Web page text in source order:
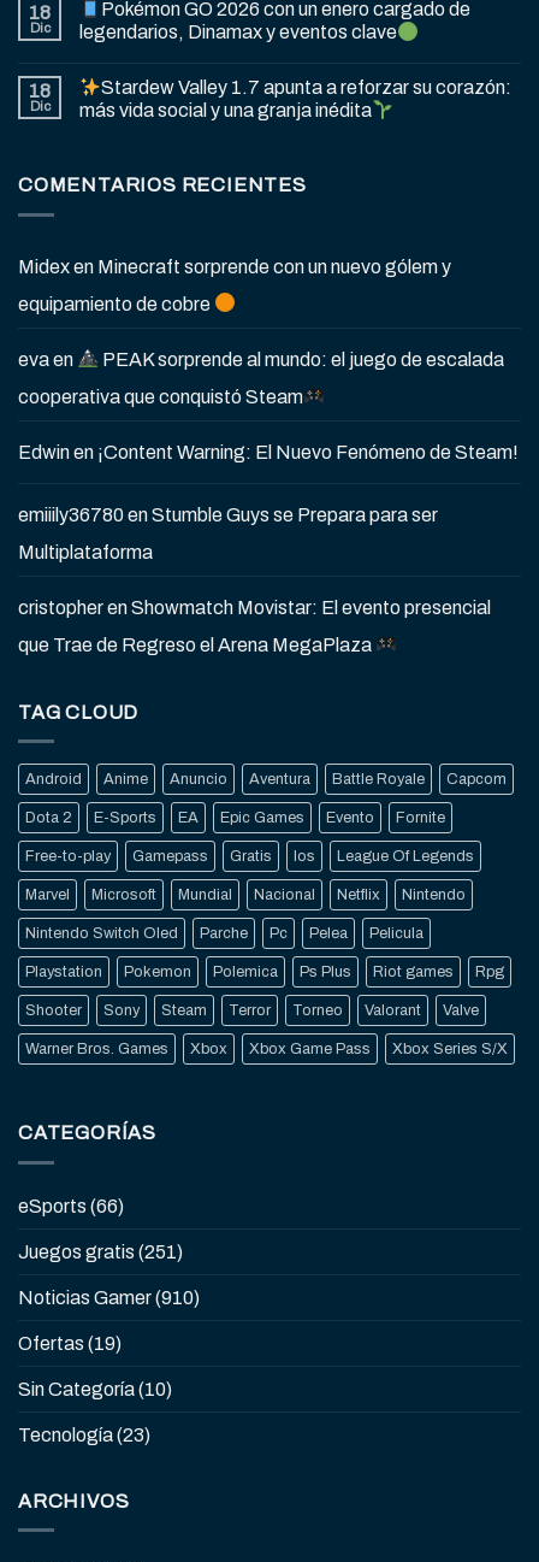
18
Dic
Pokémon GO 2026 con un enero cargado de
legendarios, Dinamax y eventos clave
18
Dic
Stardew Valley 1.7 apunta a reforzar su corazón:
más vida social y una granja inédita
COMENTARIOS RECIENTES
Midexen Minecraft sorprende con un nuevo gólem y
equipamiento de cobre
evaen
PEAK sorprende al mundo: el juego de escalada
cooperativa que conquistó Steam
Edwinen ¡Content Warning: El Nuevo Fenómeno de Steam!
emiiily36780enStumble Guys se Prepara para ser
Multiplataforma
cristopherenShowmatch Movistar: El evento presencial
que Trae de Regreso el Arena MegaPlaza
TAG CLOUD
Android Anime Anuncio Aventura Battle Royale Capcom
Dota 2 E-Sports EA Epic Games Evento Fornite
Free-to-play Gamepass Gratis Ios League Of Legends
Marvel Microsoft Mundial Nacional Netflix Nintendo
Nintendo Switch Oled Parche Pc Pelea Pelicula
Playstation Pokemon Polemica Ps Plus Riot games Rpg
Shooter Sony Steam Terror Torneo Valorant Valve
Warner Bros. Games Xbox Xbox Game Pass Xbox Series S/X
CATEGORÍAS
eSports (66)
Juegos gratis (251)
Noticias Gamer(910)
Ofertas (19)
Sin Categoría(10)
Tecnología(23)
ARCHIVOS